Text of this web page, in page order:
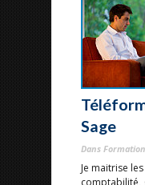
Sage
Dans
Je maitrise
comptabilité,